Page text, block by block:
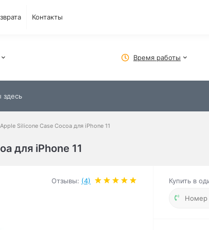
Контакты
Время работы
Silicone Case Cocoa для iPhone 11
для iPhone 11
Отзывы: (4) Купить в